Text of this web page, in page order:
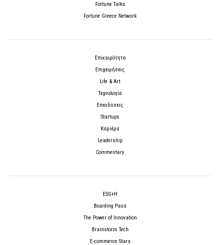
Fortune Talks
Fortune Greece Network
Επικαιρότητα
Επιχειρήσεις
Life & Art
Τεχνολογία
Επενδύσεις
Startups
Καριέρα
Leadership
Commentary
ESG+H
Boarding Pass
The Power of Innovation
Brainstorm Tech
E-commerce Stars